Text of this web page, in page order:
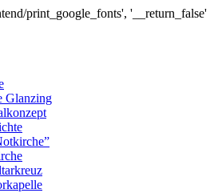
print_google_fonts', '__return_false'
Glanzing